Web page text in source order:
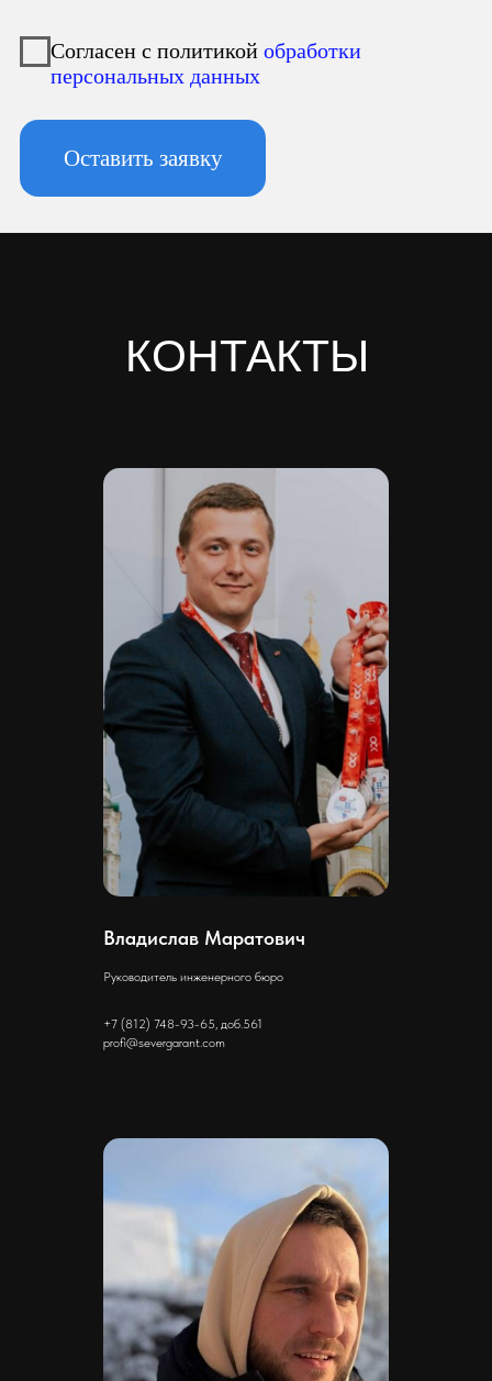
Владислав Маратович
Руководитель инженерного бюро
+7 (812) 748-93-65, доб.561
profi@severgarant.com
Юридический адрес:
196247, Санкт-Петербург г, вн.тер.г.
муниципальный округ
3, к. 2, литера А, помещ. 135-Н офис А-1,
комната 2
Фактический адрес:
БИК 044525104
Банк ООО "Банк Точка"